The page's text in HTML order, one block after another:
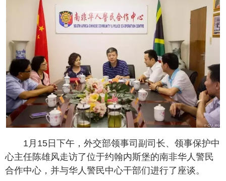
1月15日下午，外交部领事司副司长、领事保护中
心主任陈雄风走访了位于约翰内斯堡的南非华人警民
合作中心，并与华人警民中心干部们进行了座谈。